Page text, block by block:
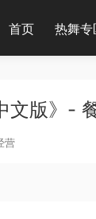
首页 热舞专
文版》-
营